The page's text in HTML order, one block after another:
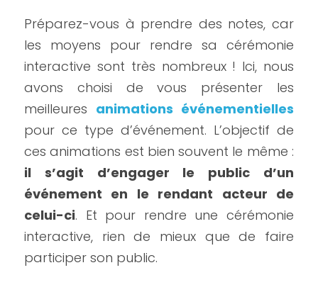
Préparez-vous à prendre des notes, car
les moyens pour rendre sa cérémonie
interactive sont très nombreux ! Ici, nous
avons choisi de vous présenter les
meilleures animations événementielles
pour ce type d’événement. L’objectif de
il s’agit d’engager le public d’un
événement en le rendant acteur de
celui-ci. Et pour rendre une cérémonie
interactive, rien de mieux que de faire
participer son public.